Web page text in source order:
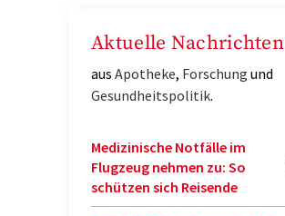
Aktuelle Nachrichten
aus Apotheke, Forschung und
Gesundheitspolitik.
Medizinische Notfälle im
Flugzeug nehmen zu: So
schützen sich Reisende